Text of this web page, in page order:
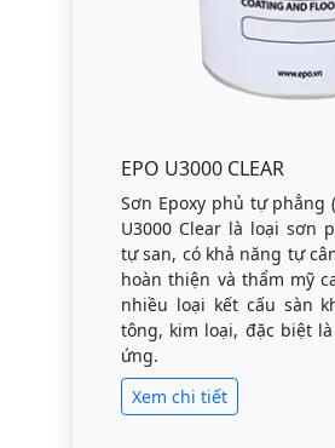
EPO U3000 CLEAR
Sơn Epoxy phủ tự phẳng
U3000 Clear là loại sơn
tự san, có khả năng tự
hoàn thiện và thẩm mỹ
nhiều loại kết cấu sàn
tông, kim loại, đặc biệt
ứng.
Xem chi tiết